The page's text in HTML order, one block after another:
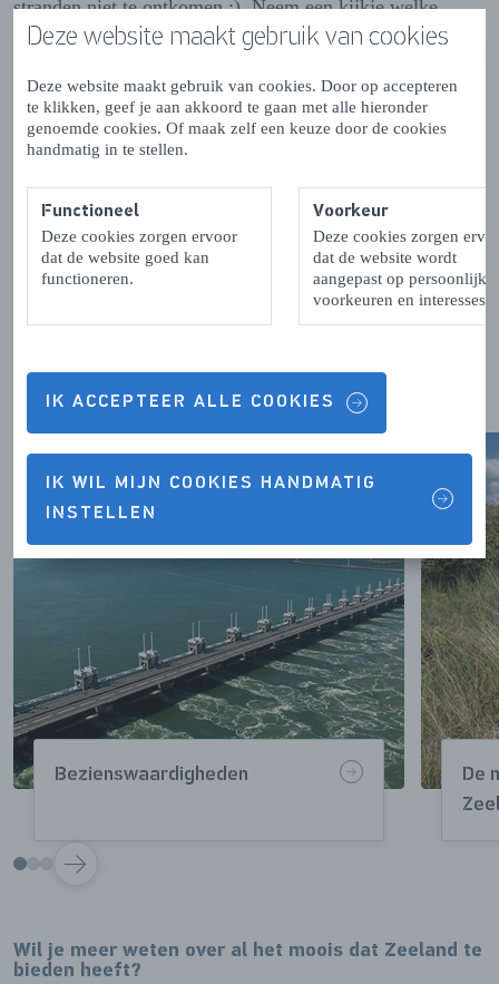
Deze website maakt gebruik van cookies
Deze website maakt gebruik van cookies. Door op accepteren
te klikken, geef je aan akkoord te gaan met alle hieronder
genoemde cookies. Of maak zelf een keuze door de cookies
handmatig in te stellen.
Functioneel
Deze cookies zorgen ervoor
dat de website goed kan
functioneren.
Voorkeur
Deze cookies zorgen
dat de website wordt
aangepast op persoonlijke
voorkeuren en interesses.
IK ACCEPTEER ALLE COOKIES
IK WIL MIJN COOKIES HANDMATIG
INSTELLEN
stranden niet te ontkomen ;). Neem een kijkje welke
stranden je écht bezocht moet hebben tijdens je verblijf in
meer dat de moeite waard is om te bezoeken. Daarom
hebben wij verschillendebezienswaardighedenvoor je op
een rijtje gezet. Twijfel je nog aan je bezoek aan Zeeland?
streep trekken!
Nóg meer
over Zeeland
Bezienswaardigheden
De
VOLGENDE
Wil je meer weten over al het moois dat Zeeland te
bieden heeft?